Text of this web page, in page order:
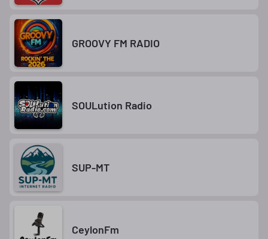
GROOVY FM RADIO
SOULution Radio
SUP-MT
CeylonFm